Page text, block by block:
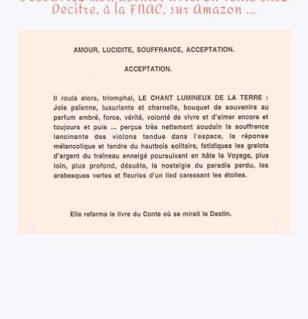
Decitre, à la FNAC, sur Amazon ...